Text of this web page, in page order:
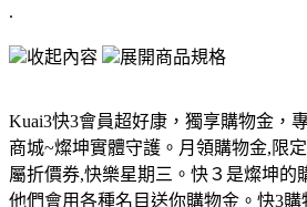
.
收起內容 展開商品規格
Kuai3快3會員超好康，獨享購物金，
商城~燦坤實體守護。月領購物金,限
屬折價券,快樂星期三。快３是燦坤的
他們會用各種名目送你購物金。快3